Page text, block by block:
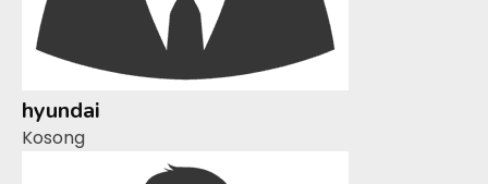
hyundai
Kosong